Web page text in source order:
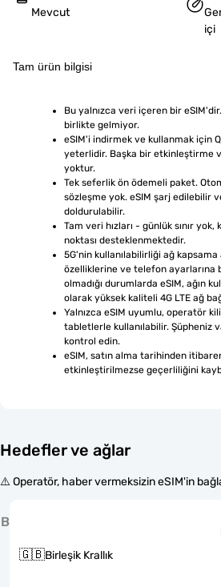
Mevcut
içi
Tam ürün bilgisi
Bu yalnızca veri içeren bir
birlikte gelmiyor.
eSIM'i indirmek ve kullanmak için
yeterlidir. Başka bir etkinleştirme
yoktur.
Tek seferlik ön ödemeli paket.
sözleşme yok. eSIM şarj edilebilir
doldurulabilir.
Tam veri hızları - günlük sınır yok,
noktası desteklenmektedir.
5G'nin kullanılabilirliği ağ kapsama
özelliklerine ve telefon ayarlarına
olmadığı durumlarda eSIM, ağın
olarak yüksek kaliteli 4G LTE ağ
Yalnızca eSIM uyumlu, operatör
tabletlerle kullanılabilir. Şüpheniz
kontrol edin.
eSIM, satın alma tarihinden
etkinleştirilmezse geçerliliğini
Hedefler ve ağlar
⚠️ Operatör, haber vermeksizin eSIM'in
B
🇬🇧Birleşik Krallık